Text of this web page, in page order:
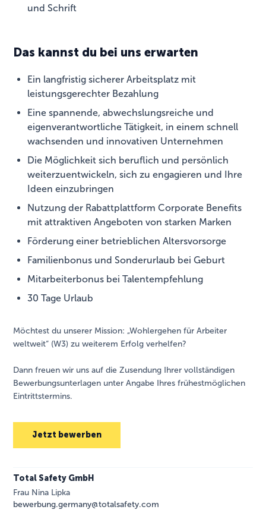
und Schrift
Das kannst du bei uns erwarten
Ein langfristig sicherer Arbeitsplatz mit
leistungsgerechter Bezahlung
Eine spannende, abwechslungsreiche und
eigenverantwortliche Tätigkeit, in einem schnell
wachsenden und innovativen Unternehmen
Die Möglichkeit sich beruflich und persönlich
weiterzuentwickeln, sich zu engagieren und Ihre
Ideen einzubringen
Nutzung der Rabattplattform Corporate Benefits
mit attraktiven Angeboten von starken Marken
Förderung einer betrieblichen Altersvorsorge
Familienbonus und Sonderurlaub bei Geburt
Mitarbeiterbonus bei Talentempfehlung
30 Tage Urlaub
Möchtest du unserer Mission: „Wohlergehen für Arbeiter
weltweit“ (W3) zu weiterem Erfolg verhelfen?
Dann freuen wir uns auf die Zusendung Ihrer vollständigen
Bewerbungsunterlagen unter Angabe Ihres frühestmöglichen
Eintrittstermins.
Jetzt bewerben
Total Safety GmbH
Frau Nina Lipka
bewerbung.germany@totalsafety.com